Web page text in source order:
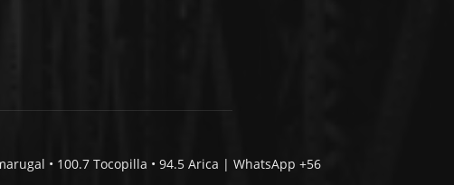
• 100.7 Tocopilla • 94.5 Arica | WhatsApp +56